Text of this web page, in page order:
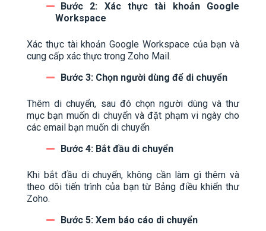
Bước 2: Xác thực tài khoản Google
Workspace
Xác thực tài khoản Google Workspace của bạn và
cung cấp xác thực trong Zoho Mail.
Bước 3: Chọn người dùng để di chuyển
Thêm di chuyển, sau đó chọn người dùng và thư
mục bạn muốn di chuyển và đặt phạm vi ngày cho
các email bạn muốn di chuyển
Bước 4: Bắt đầu di chuyển
Khi bắt đầu di chuyển, không cần làm gì thêm và
theo dõi tiến trình của bạn từ Bảng điều khiển thư
Zoho.
Bước 5: Xem báo cáo di chuyển